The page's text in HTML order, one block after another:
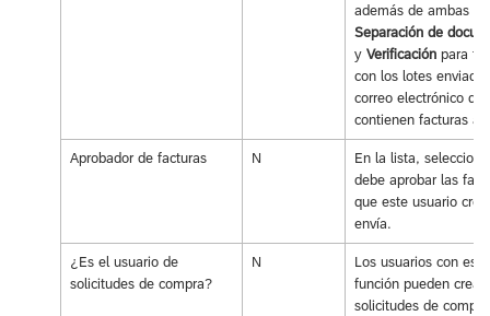
además de ambas
Separación de
y Verificaciónpara
con los lotes
correo electrónico que
contienen facturas
Aprobador de facturas N
En la lista,
debe aprobar las
que este usuario
envía.
¿Es el usuario de
solicitudes de compra?
N
Los usuarios con esta
función pueden crear
solicitudes de